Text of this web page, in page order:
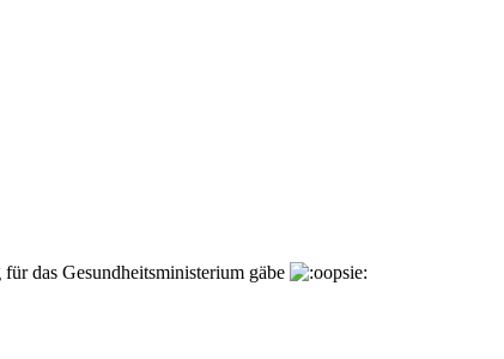
das Gesundheitsministerium gäbe